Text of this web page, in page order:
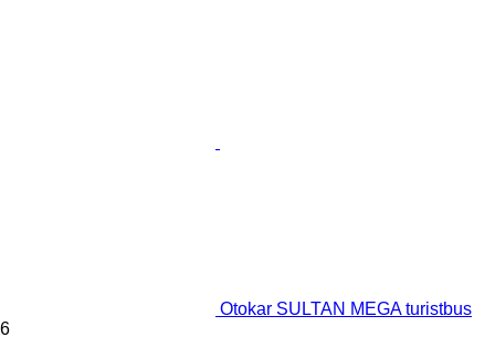
Otokar SULTAN MEGA turistbus
6